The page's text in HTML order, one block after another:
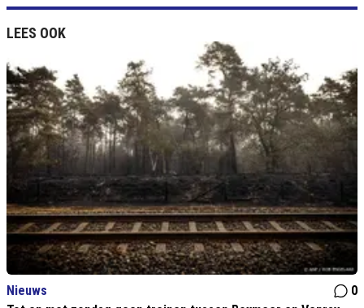
LEES OOK
Nieuws
0